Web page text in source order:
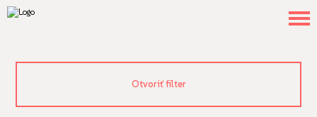
Otvoriť filter